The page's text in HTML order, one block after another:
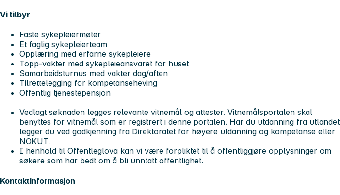
Vi tilbyr
Faste sykepleiermøter
Et faglig sykepleierteam
Opplæring med erfarne sykepleiere
Topp-vakter med sykepleieansvaret for huset
Samarbeidsturnus med vakter dag/aften
Tilrettelegging for kompetanseheving
Offentlig tjenestepensjon
Vedlagt søknaden legges relevante vitnemål og attester. Vitnemålsportalen skal
benyttes for vitnemål som er registrert i denne portalen. Har du utdanning fra utlandet
legger du ved godkjenning fra Direktoratet for høyere utdanning og kompetanse eller
NOKUT.
I henhold til Offentleglova kan vi være forpliktet til å offentliggjøre opplysninger om
søkere som har bedt om å bli unntatt offentlighet.
Kontaktinformasjon